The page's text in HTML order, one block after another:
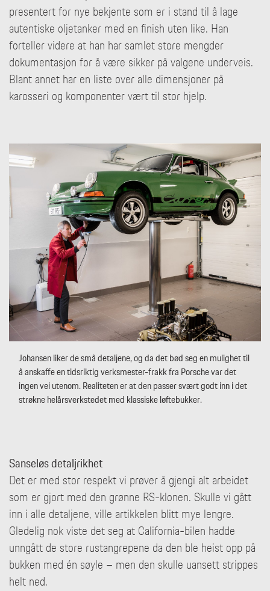
presentert for nye bekjente som er i stand til å lage
autentiske oljetanker med en finish uten like. Han
forteller videre at han har samlet store mengder
dokumentasjon for å være sikker på valgene underveis.
Blant annet har en liste over alle dimensjoner på
karosseri og komponenter vært til stor hjelp.
Johansen liker de små detaljene, og da det bød seg en mulighet til
å anskaffe en tidsriktig verksmester-frakk fra Porsche var det
ingen vei utenom. Realiteten er at den passer svært godt inn i det
strøkne helårsverkstedet med klassiske løftebukker.
Sanseløs detaljrikhet
Det er med stor respekt vi prøver å gjengi alt arbeidet
som er gjort med den grønne RS-klonen. Skulle vi gått
inn i alle detaljene, ville artikkelen blitt mye lengre.
Gledelig nok viste det seg at California-bilen hadde
unngått de store rustangrepene da den ble heist opp på
bukken med én søyle – men den skulle uansett strippes
helt ned.